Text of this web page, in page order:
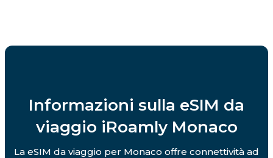
Informazioni sulla eSIM da
viaggio iRoamly Monaco
La eSIM da viaggio per Monaco offre connettività ad